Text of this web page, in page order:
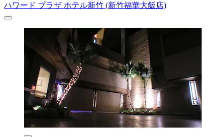
ハワード プラザ ホテル新竹 (新竹福華大飯店)